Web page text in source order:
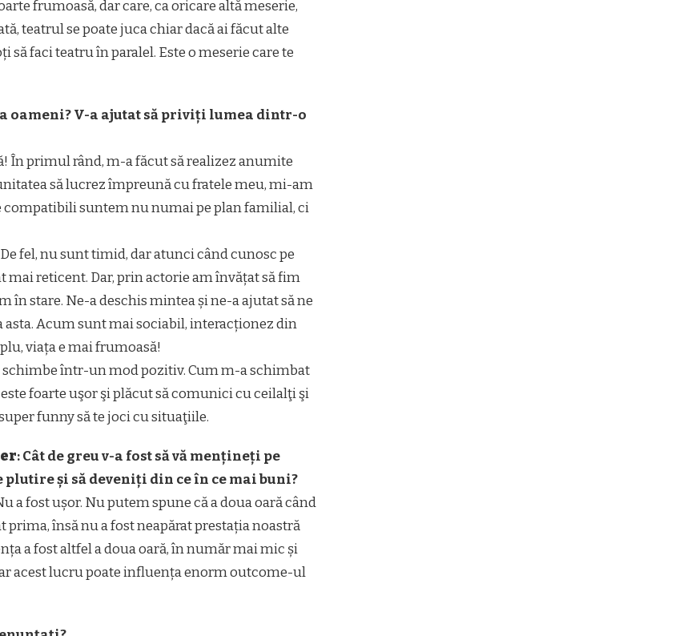
frumoasă, dar care, ca oricare altă meserie,
teatrul se poate juca chiar dacă ai făcut alte
să faci teatru în paralel. Este o meserie care te
oameni? V-a ajutat să priviți lumea dintr-o
În primul rând, m-a făcut să realizez anumite
să lucrez împreună cu fratele meu, mi-am
compatibili suntem nu numai pe plan familial, ci
fel, nu sunt timid, dar atunci când cunosc pe
reticent. Dar, prin actorie am învățat să fim
în stare. Ne-a deschis mintea și ne-a ajutat să ne
Acum sunt mai sociabil, interacționez din
viața e mai frumoasă!
schimbe într-un mod pozitiv. Cum m-a schimbat
foarte uşor şi plăcut să comunici cu ceilalţi şi
funny să te joci cu situaţiile.
: Cât de greu v-a fost să vă mențineți pe
și să deveniți din ce în ce mai buni?
a fost ușor. Nu putem spune că a doua oară când
prima, însă nu a fost neapărat prestația noastră
a fost altfel a doua oară, în număr mai mic și
acest lucru poate influența enorm outcome-ul